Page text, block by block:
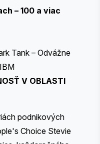
– 100 a viac
Tank – Odvážne
V OBLASTI
podnikových
Choice Stevie